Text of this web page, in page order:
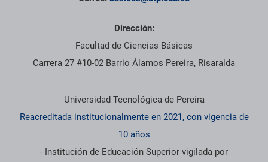
Dirección:
Facultad de Ciencias Básicas
Carrera 27 #10-02 Barrio Álamos Pereira, Risaralda
Información institucional
Universidad Tecnológica de Pereira
Reacreditada institucionalmente en 2021, con vigencia de
10 años
- Institución de Educación Superior vigilada por